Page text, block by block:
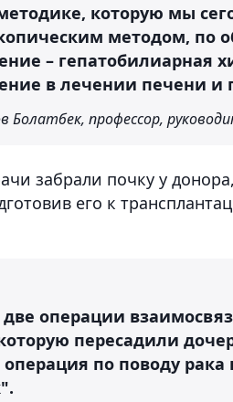
которую мы
методом, по
– гепатобилиарная
в лечении печени
Болатбек, профессор,
забрали почку у
его к
операции
пересадили
операция по поводу